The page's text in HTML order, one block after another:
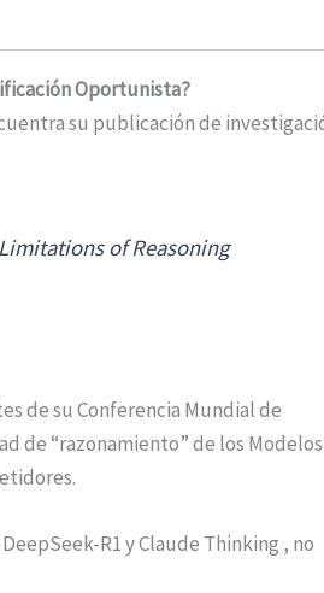
Oportunista?
su publicación de
of Reasoning
de su Conferencia Mundial de
de “razonamiento” de los
R1 y Claude Thinking , no